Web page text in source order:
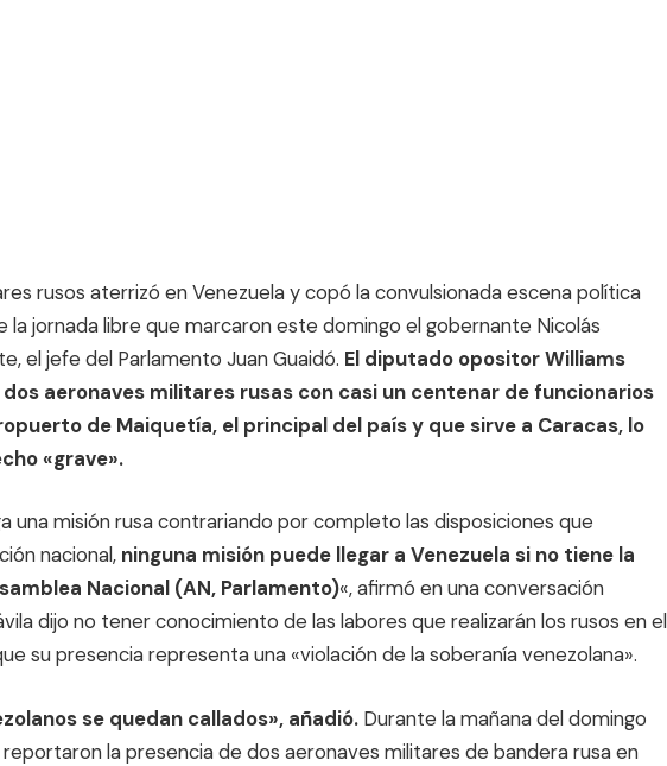
rusos aterrizó en Venezuela y copó la convulsionada escena política
la jornada libre que marcaron este domingo el gobernante Nicolás
el jefe del Parlamento Juan Guaidó. El diputado opositor Williams
dos aeronaves militares rusas con casi un centenar de funcionarios
de Maiquetía, el principal del país y que sirve a Caracas, lo
«grave».
una misión rusa contrariando por completo las disposiciones que
nacional, ninguna misión puede llegar a Venezuela si no tiene la
Nacional (AN, Parlamento)«, afirmó en una conversación
dijo no tener conocimiento de las labores que realizarán los rusos en el
su presencia representa una «violación de la soberanía venezolana».
se quedan callados», añadió. Durante la mañana del domingo
la presencia de dos aeronaves militares de bandera rusa en